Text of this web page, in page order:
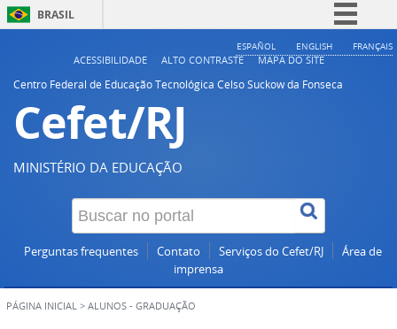
BRASIL
Simplifique!
ESPAÑOL ENGLISH FRANÇAIS
ACESSIBILIDADE ALTO CONTRASTE
MAPA DO SITE
Centro Federal de Educação Tecnológica Celso Suckow da Fonseca
Cefet/RJ
MINISTÉRIO DA EDUCAÇÃO
Perguntas frequentes Contato Serviços do Cefet/RJ
Área de
imprensa
PÁGINA INICIAL > ALUNOS - GRADUAÇÃO